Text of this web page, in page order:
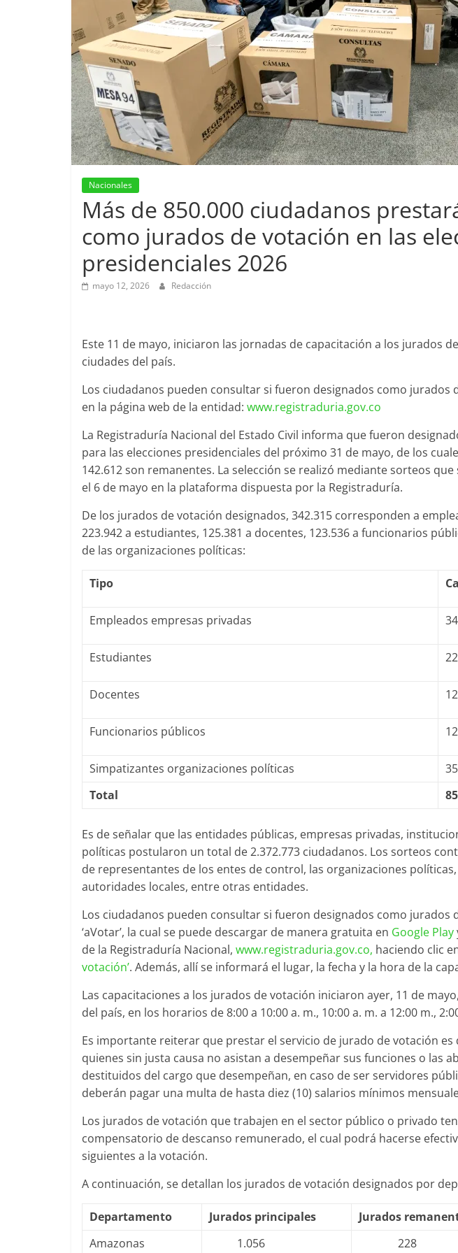
Nacionales
Más de 850.000 ciudadanos
como jurados de votación en las
presidenciales 2026
mayo 12, 2026 Redacción
Este 11 de mayo, iniciaron las jornadas de capacitación a los jurados
ciudades del país.
Los ciudadanos pueden consultar si fueron designados como jurados
en la página web de la entidad: www.registraduria.gov.co
La Registraduría Nacional del Estado Civil informa que fueron
para las elecciones presidenciales del próximo 31 de mayo, de los
142.612 son remanentes. La selección se realizó mediante sorteos
el 6 de mayo en la plataforma dispuesta por la Registraduría.
De los jurados de votación designados, 342.315 corresponden a
223.942 a estudiantes, 125.381 a docentes, 123.536 a funcionarios
de las organizaciones políticas:
Tipo
Empleados empresas privadas
Estudiantes
Docentes
Funcionarios públicos
Simpatizantes organizaciones políticas
Total
Es de señalar que las entidades públicas, empresas privadas,
políticas postularon un total de 2.372.773 ciudadanos. Los sorteos
de representantes de los entes de control, las organizaciones políticas,
autoridades locales, entre otras entidades.
Los ciudadanos pueden consultar si fueron designados como jurados
‘aVotar’, la cual se puede descargar de manera gratuita en Google Play
de la Registraduría Nacional, www.registraduria.gov.co, haciendo clic
votación’. Además, allí se informará el lugar, la fecha y la hora de la
Las capacitaciones a los jurados de votación iniciaron ayer, 11 de
del país, en los horarios de 8:00 a 10:00 a. m., 10:00 a. m. a 12:00 m.,
Es importante reiterar que prestar el servicio de jurado de votación
quienes sin justa causa no asistan a desempeñar sus funciones o las
destituidos del cargo que desempeñan, en caso de ser servidores
deberán pagar una multa de hasta diez (10) salarios mínimos
Los jurados de votación que trabajen en el sector público o privado
compensatorio de descanso remunerado, el cual podrá hacerse
siguientes a la votación.
A continuación, se detallan los jurados de votación designados por
Departamento Jurados principales Jurados
Amazonas
1.056 228